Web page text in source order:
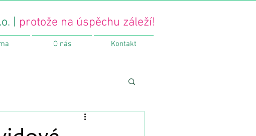
| protože na úspěchu záleží!
O nás Kontakt